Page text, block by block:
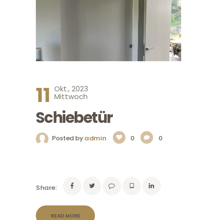
11 Okt., 2023
Mittwoch
Schiebetür
Posted byadmin 0 0
Share:
READ MORE